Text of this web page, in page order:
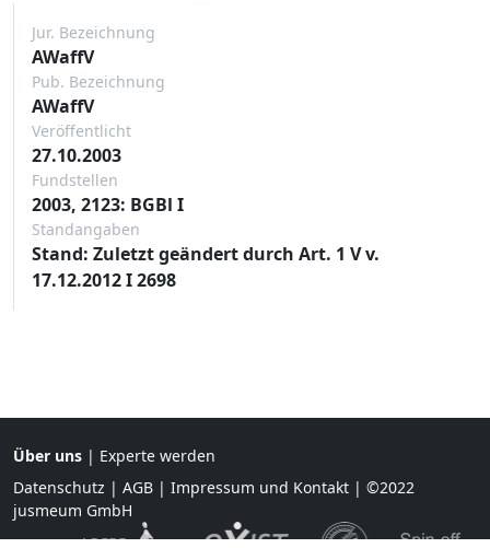
Jur. Bezeichnung
AWaffV
Pub. Bezeichnung
AWaffV
Veröffentlicht
27.10.2003
Fundstellen
2003, 2123: BGBl I
Standangaben
Stand: Zuletzt geändert durch Art. 1 V v.
17.12.2012 I 2698
Über uns | Experte werden
Datenschutz | AGB | Impressum und Kontakt | ©2022
jusmeum GmbH